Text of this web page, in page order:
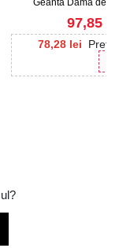
78,28 lei Pret
97,85